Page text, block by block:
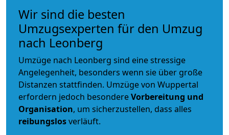
Wir sind die besten
Umzugsexperten für den Umzug
nach Leonberg
Umzüge nach Leonberg sind eine stressige
Angelegenheit, besonders wenn sie über große
Distanzen stattfinden. Umzüge von Wuppertal
erfordern jedoch besondereVorbereitung und
Organisation, um sicherzustellen, dass alles
reibungslosverläuft.